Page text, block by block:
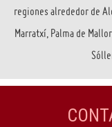
regiones alrededor de
Marratxí, Palma de